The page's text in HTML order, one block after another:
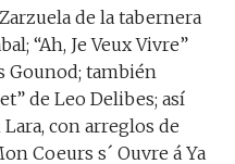
de la tabernera
“Ah, Je Veux Vivre”
Gounod; también
de Leo Delibes; así
con arreglos de
Coeurs s´ Ouvre á Ya